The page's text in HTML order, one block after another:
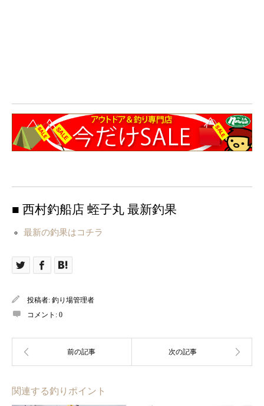
■ 西村釣船店 蛭子丸 最新釣果
最新の釣果はコチラ
投稿者: 釣り場管理者
コメント: 0
関連する釣りポイント